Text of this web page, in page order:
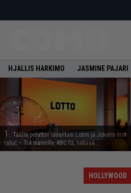
HJALLIS HARKIMO JASMINE PAJARI
1. Täällä pelattiin lauantain Loton ja Jokerin isot
rahat – Tokmannilla, ABC:lla, netissä…
HOLLYWOOD